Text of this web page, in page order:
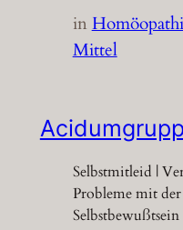
in
Mittel
Selbstmitleid |
Probleme mit
Selbstbewußtsein